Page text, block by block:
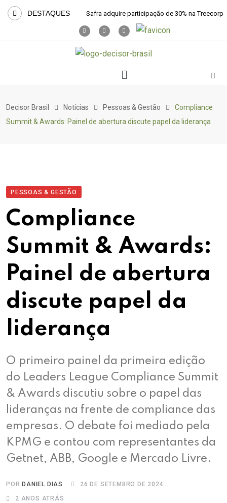
DESTAQUES Safra adquire participação de 30% na Treecorp
Decisor Brasil Notícias Pessoas & Gestão
Compliance
Summit & Awards: Painel de abertura discute papel da liderança
PESSOAS & GESTÃO
Compliance
Summit & Awards:
Painel de abertura
discute papel da
liderança
O primeiro painel da primeira edição
do Leaders League Compliance Summit
& Awards discutiu sobre o papel das
lideranças na frente de compliance das
empresas. O debate foi mediado pela
KPMG e contou com representantes da
Getnet, ABB, Google e Mercado Livre.
POR DANIEL DIAS
26 DE SETEMBRO DE 2024
2 ANOS ATRÁS